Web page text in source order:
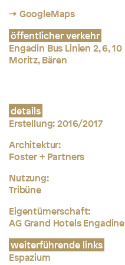
→ GoogleMaps
öffentlicher verkehr
Engadin Bus Linien 2, 6,
Moritz, Bären
details
Erstellung: 2016/2017
Architektur:
Foster + Partners
Nutzung:
Tribüne
Eigentümerschaft:
AG Grand Hotels
weiterführende links
Espazium